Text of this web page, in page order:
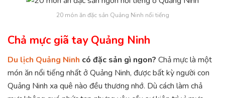
20 món ăn đặc sản Quảng Ninh nổi tiếng
Chả mực giã tay Quảng Ninh
Du lịch Quảng Ninh có đặc sản gì ngon? Chả mực là một
món ăn nổi tiếng nhất ở Quảng Ninh, được bất kỳ người con
Quảng Ninh xa quê nào đều thương nhớ. Dù cách làm chả